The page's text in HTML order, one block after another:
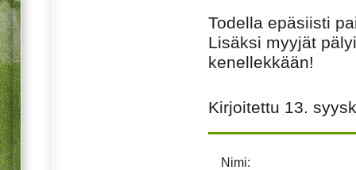
Todella epäsiisti
Lisäksi myyjät
kenellekkään!
Kirjoitettu 13.
Nimi: